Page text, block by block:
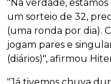
"Na verdade,
um sorteio de 32,
(uma ronda por dia).
jogam pares e
(diários)", afirmou